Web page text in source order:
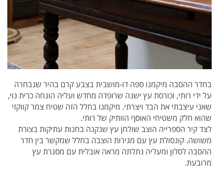
בחדר ההסבה מיקמנו ספה דו-מושבית בצבע קרם בהיר שנבחרה
על ידי רותי, וכורסת עץ ישנה שרופדה מחדש ועליה הונחה כרית נוי,
שאני עיצבתי את הבד ויצרתי. מיקמנו בחלל הזה שטיח צמר קווקזי
שהוא חלק משטיחי האוסף הוותיק של רותי.
לצד קיר הספרייה הוצב שולחן עץ שנקנה בחנות עתיקות בצורת
משושה. קונסולת עץ עם מגירות הוצבה בחלל שמקשר בין חדר
ההסבה לסלון ומעליה נתלתה מראה אובלית עם מסגרת עץ
מרובעת.